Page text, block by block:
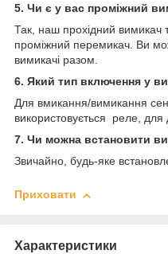
5. Чи є у вас проміжний
Так, наш прохідний вимикач
проміжний перемикач. Ви
вимикачі разом.
6. Який тип включення у
Для вмикання/вимикання
використовується реле,
7. Чи можна встановити
Звичайно, будь-яке
Приховати
Характеристики